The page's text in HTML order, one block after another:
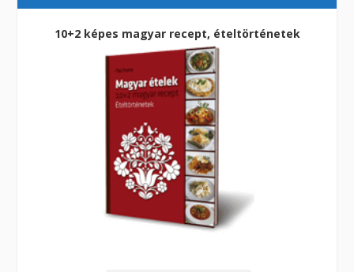
10+2 képes magyar recept, ételtörténetek